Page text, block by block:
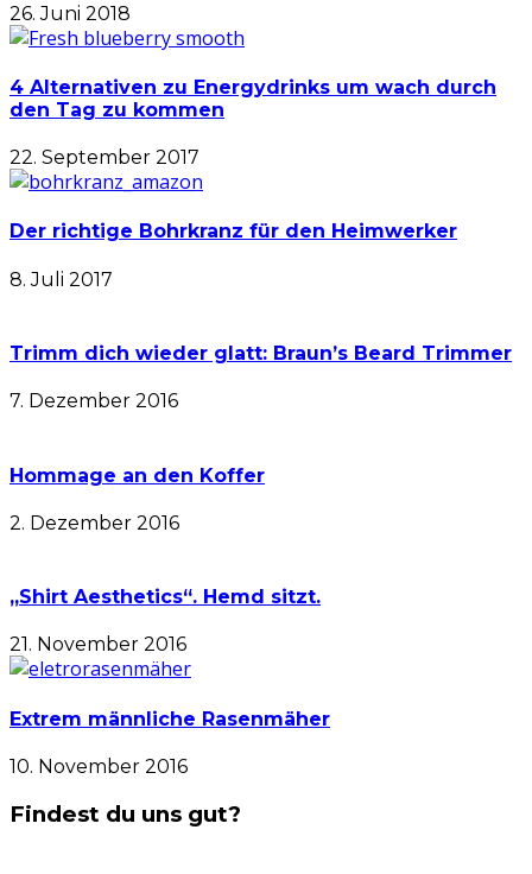
26. Juni 2018
4 Alternativen zu Energydrinks um wach durch
den Tag zu kommen
22. September 2017
Der richtige Bohrkranz für den Heimwerker
8. Juli 2017
Trimm dich wieder glatt: Braun’s Beard Trimmer
7. Dezember 2016
Hommage an den Koffer
2. Dezember 2016
„Shirt Aesthetics“. Hemd sitzt.
21. November 2016
Extrem männliche Rasenmäher
10. November 2016
Findest du uns gut?